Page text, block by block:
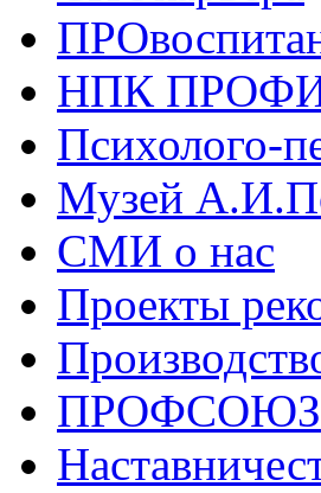
НПК
Психолого-
Музей
СМИ о нас
Проекты
ПРОФСОЮЗ